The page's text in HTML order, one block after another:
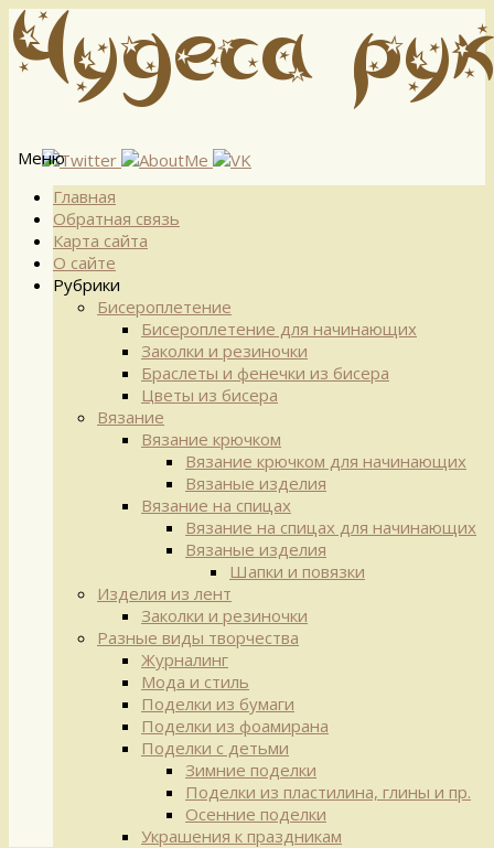
Меню
Перейти
содержимому
Главная
Обратная связь
Карта сайта
О сайте
Рубрики
Бисероплетение
Бисероплетение для начинающих
Заколки и резиночки
Браслеты и фенечки из бисера
Цветы из бисера
Вязание
Вязание крючком
Вязание крючком для начинающих
Вязаные изделия
Вязание на спицах
Вязание на спицах для начинающих
Вязаные изделия
Шапки и повязки
Изделия из лент
Заколки и резиночки
Разные виды творчества
Журналинг
Мода и стиль
Поделки из бумаги
Поделки из фоамирана
Поделки с детьми
Зимние поделки
Поделки из пластилина, глины и пр.
Осенние поделки
Украшения к праздникам